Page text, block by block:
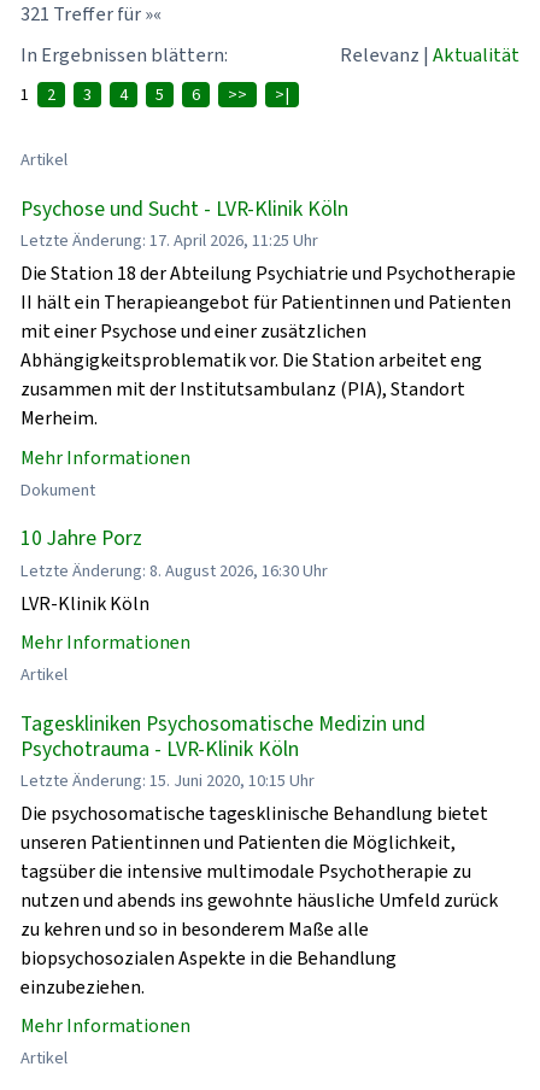
321 Treffer für »«
In Ergebnissen blättern:
Relevanz | Aktualität
1 2 3 4 5 6 >> >|
Artikel
Psychose und Sucht - LVR-Klinik Köln
Letzte Änderung: 17. April 2026, 11:25 Uhr
Die Station 18 der Abteilung Psychiatrie und Psychotherapie
II hält ein Therapieangebot für Patientinnen und Patienten
mit einer Psychose und einer zusätzlichen
Abhängigkeitsproblematik vor. Die Station arbeitet eng
zusammen mit der Institutsambulanz (PIA), Standort
Merheim.
Mehr Informationen
Dokument
10 Jahre Porz
Letzte Änderung: 8. August 2026, 16:30 Uhr
LVR-Klinik Köln
Mehr Informationen
Artikel
Tageskliniken Psychosomatische Medizin und
Psychotrauma - LVR-Klinik Köln
Letzte Änderung: 15. Juni 2020, 10:15 Uhr
Die psychosomatische tagesklinische Behandlung bietet
unseren Patientinnen und Patienten die Möglichkeit,
tagsüber die intensive multimodale Psychotherapie zu
nutzen und abends ins gewohnte häusliche Umfeld zurück
zu kehren und so in besonderem Maße alle
biopsychosozialen Aspekte in die Behandlung
einzubeziehen.
Mehr Informationen
Artikel